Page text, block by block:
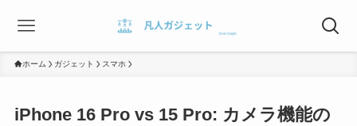
ホーム ガジェット スマホ
iPhone 16 Pro vs 15 Pro: カメラ機能の